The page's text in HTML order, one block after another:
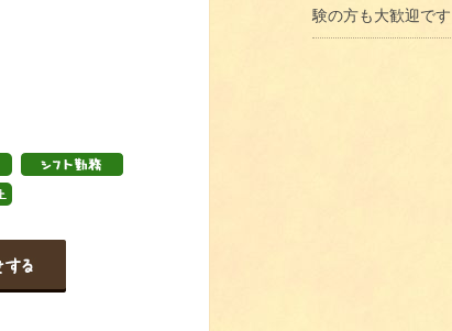
験の方も大歓迎です